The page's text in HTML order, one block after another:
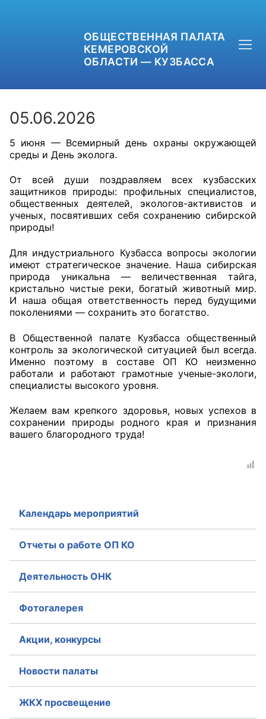
ОБЩЕСТВЕННАЯ ПАЛАТА
КЕМЕРОВСКОЙ
ОБЛАСТИ — КУЗБАССА
+7 (3842) 58-82-40
OPKO42@BK.RU
ОБРАТНАЯ СВЯЗЬ
Главная
Общественные советы
Общественные советы при территориальных
органах федеральных органов
исполнительной власти
независимой оценки качества условий
оказания услуг
Экспертный совет ОП КО
Совет ОП КО
Члены ОП КО
Документы ОП КО
Кодекс этики ОП КО
05.06.2026
5 июня — Всемирный день охраны окружающей
среды и День эколога.
От всей души поздравляем всех кузбасских
защитников природы: профильных специалистов,
общественных деятелей, экологов-активистов и
ученых, посвятивших себя сохранению сибирской
природы!
Для индустриального Кузбасса вопросы экологии
имеют стратегическое значение. Наша сибирская
природа уникальна — величественная тайга,
кристально чистые реки, богатый животный мир.
И наша общая ответственность перед будущими
поколениями — сохранить это богатство.
В Общественной палате Кузбасса общественный
контроль за экологической ситуацией был всегда.
Именно поэтому в составе ОП КО неизменно
работали и работают грамотные ученые-экологи,
специалисты высокого уровня.
Желаем вам крепкого здоровья, новых успехов в
сохранении природы родного края и признания
вашего благородного труда!
Календарь мероприятий
Отчеты о работе ОП КО
Деятельность ОНК
Фотогалерея
Акции, конкурсы
Новости палаты
ЖКХ просвещение